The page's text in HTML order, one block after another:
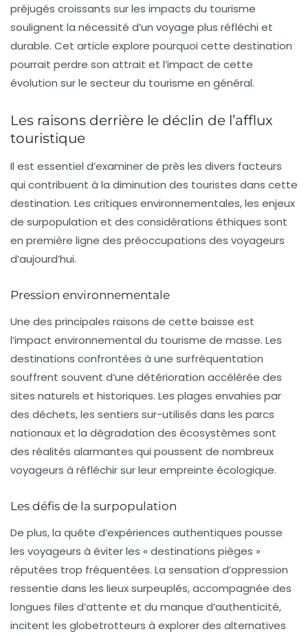
préjugés croissants sur les impacts du tourisme
soulignent la nécessité d’un voyage plus réfléchi et
durable. Cet article explore pourquoi cette destination
pourrait perdre son attrait et l’impact de cette
évolution sur le secteur du tourisme en général.
Les raisons derrière le déclin de l’afflux
touristique
Il est essentiel d’examiner de près les divers facteurs
qui contribuent à la diminution des touristes dans cette
destination. Les critiques environnementales, les enjeux
de surpopulation et des considérations éthiques sont
en première ligne des préoccupations des voyageurs
d’aujourd’hui.
Pression environnementale
Une des principales raisons de cette baisse est
l’impact environnemental du tourisme de masse. Les
destinations confrontées à une surfréquentation
souffrent souvent d’une détérioration accélérée des
sites naturels et historiques. Les plages envahies par
des déchets, les sentiers sur-utilisés dans les parcs
nationaux et la dégradation des écosystèmes sont
des réalités alarmantes qui poussent de nombreux
voyageurs à réfléchir sur leur empreinte écologique.
Les défis de la surpopulation
De plus, la quête d’expériences authentiques pousse
les voyageurs à éviter les « destinations pièges »
réputées trop fréquentées. La sensation d’oppression
ressentie dans les lieux surpeuplés, accompagnée des
longues files d’attente et du manque d’authenticité,
incitent les globetrotteurs à explorer des alternatives